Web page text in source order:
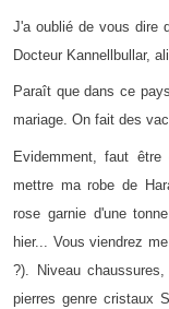
J'a oublié de vous dire
Docteur Kannellbullar,
Paraît que dans ce
mariage. On fait des
Evidemment, faut
mettre ma robe de
rose garnie d'une
hier... Vous viendrez
?). Niveau
pierres genre cristaux